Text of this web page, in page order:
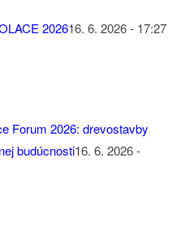
202616. 6. 2026 - 17:27
Forum 2026: drevostavby
budúcnosti16. 6. 2026 -